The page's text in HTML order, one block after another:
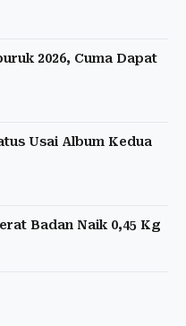
2026, Cuma Dapat
Usai Album Kedua
Badan Naik 0,45 Kg